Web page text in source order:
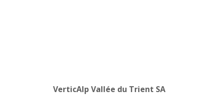
VerticAlp Vallée du Trient SA